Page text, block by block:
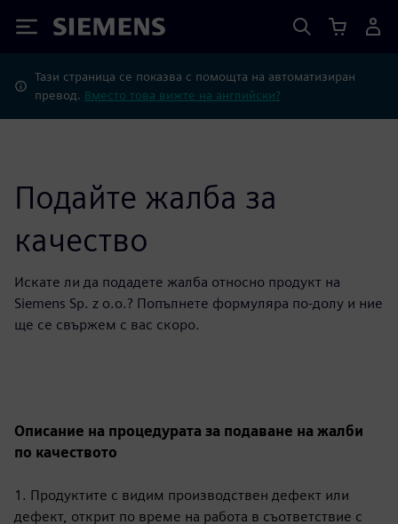
Siemens
Тази страница се показва с помощта на автоматизиран
превод. Вместо това вижте на английски?
Подайте жалба за
качество
Искате ли да подадете жалба относно продукт на
Siemens Sp. z o.o.? Попълнете формуляра по-долу и ние
ще се свържем с вас скоро.
Описание на процедурата за подаване на жалби
по качеството
1. Продуктите с видим производствен дефект или
дефект, открит по време на работа в съответствие с